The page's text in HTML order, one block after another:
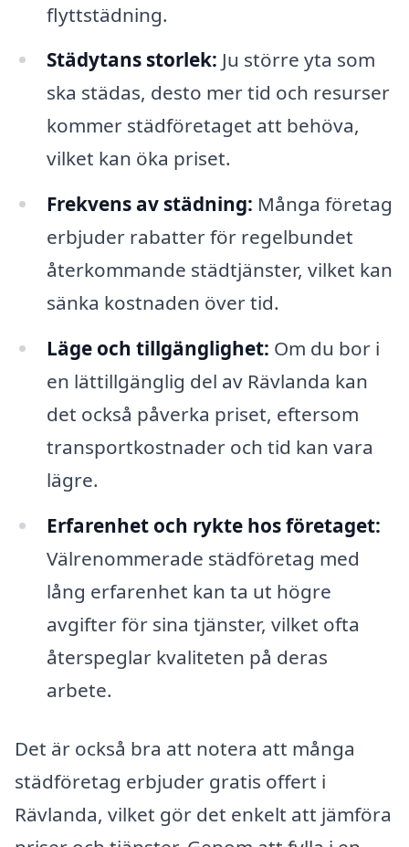
flyttstädning.
Städytans storlek: Ju större yta som
ska städas, desto mer tid och resurser
kommer städföretaget att behöva,
vilket kan öka priset.
Frekvens av städning: Många företag
erbjuder rabatter för regelbundet
återkommande städtjänster, vilket kan
sänka kostnaden över tid.
Läge och tillgänglighet: Om du bor i
en lättillgänglig del av Rävlanda kan
det också påverka priset, eftersom
transportkostnader och tid kan vara
lägre.
Erfarenhet och rykte hos företaget:
Välrenommerade städföretag med
lång erfarenhet kan ta ut högre
avgifter för sina tjänster, vilket ofta
återspeglar kvaliteten på deras
arbete.
Det är också bra att notera att många
städföretag erbjuder gratis offert i
Rävlanda, vilket gör det enkelt att jämföra